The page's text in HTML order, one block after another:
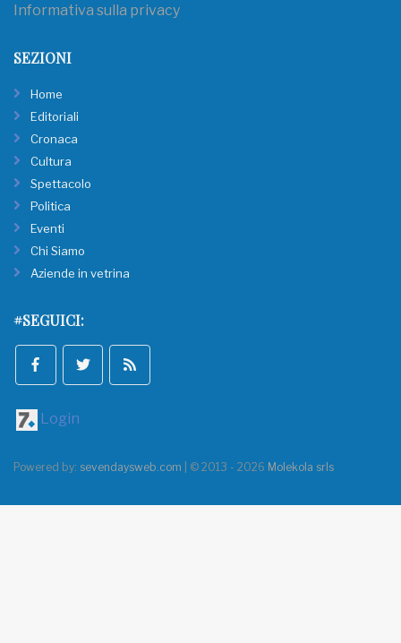
Informativa sulla privacy
SEZIONI
Home
Editoriali
Cronaca
Cultura
Spettacolo
Politica
Eventi
Chi Siamo
Aziende in vetrina
#SEGUICI:
Login
Powered by: sevendaysweb.com | © 2013 - 2026 Molekola srls